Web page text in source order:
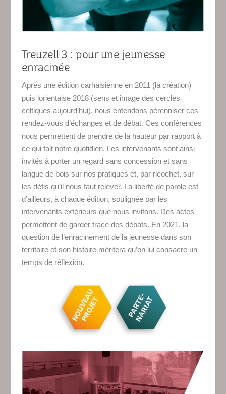
Treuzell 3 : pour une jeunesse
enracinée
Après une édition carhaisienne en 2011 (la création)
puis lorientaise 2018 (sens et image des cercles
celtiques aujourd’hui), nous entendons pérenniser ces
rendez-vous d’échanges et de débat. Ces conférences
nous permettent de prendre de la hauteur par rapport à
ce qui fait notre quotidien. Les intervenants sont ainsi
invités à porter un regard sans concession et sans
langue de bois sur nos pratiques et, par ricochet, sur
les défis qu’il nous faut relever. La liberté de parole est
d’ailleurs, à chaque édition, soulignée par les
intervenants extérieurs que nous invitons. Des actes
permettent de garder trace des débats. En 2021, la
question de l’enracinement de la jeunesse dans son
territoire et son histoire méritera qu’on lui consacre un
temps de réflexion.